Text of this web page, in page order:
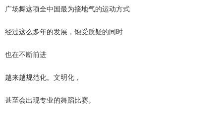
广场舞这项全中国最为接地气的运动方式
经过这么多年的发展，饱受质疑的同时
也在不断前进
越来越规范化。文明化，
甚至会出现专业的舞蹈比赛。